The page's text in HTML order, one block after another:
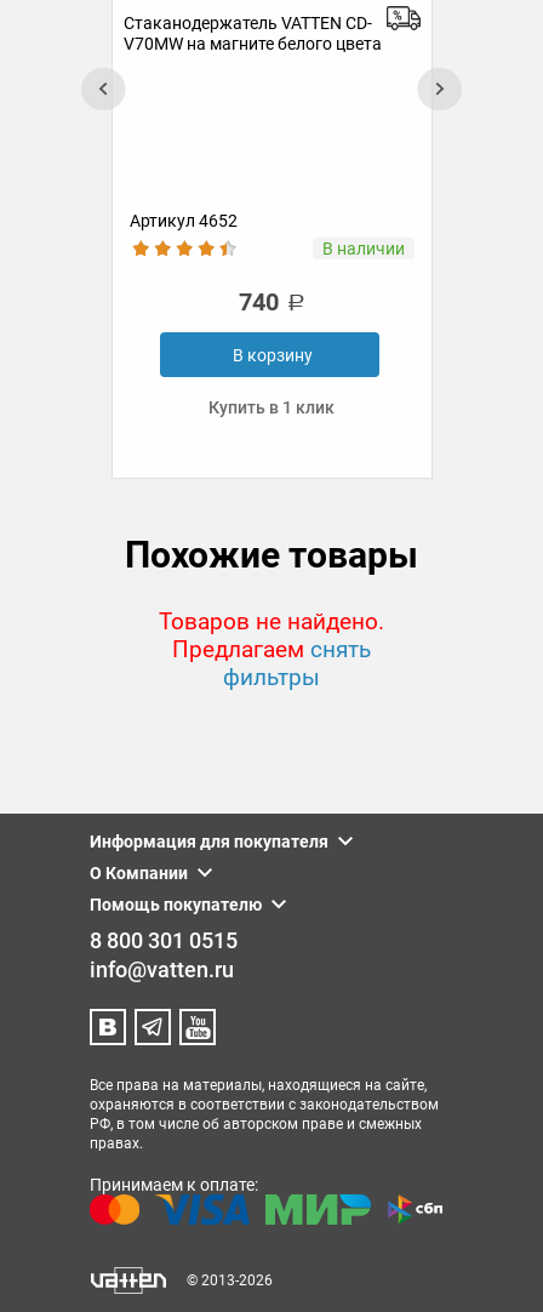
Стаканодержатель VATTEN CD-
V70MW на магните белого цвета
Артикул 4652
В наличии
740
В корзину
Купить в 1 клик
Похожие товары
Товаров не найдено.
Предлагаем снять
фильтры
Информация для покупателя
О Компании
Помощь покупателю
8 800 301 0515
info@vatten.ru
Все права на материалы, находящиеся на сайте,
охраняются в соответствии с законодательством
РФ, в том числе об авторском праве и смежных
правах.
Принимаем к оплате:
© 2013-2026